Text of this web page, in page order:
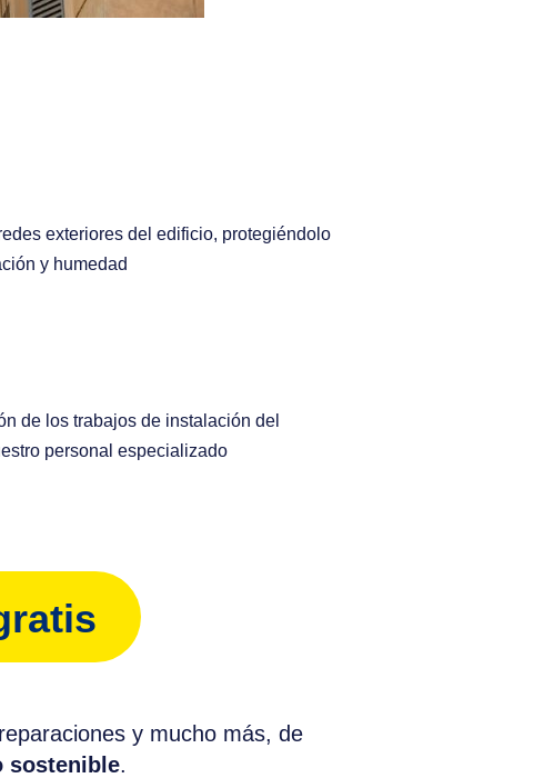
exteriores del edificio, protegiéndolo
y humedad
de los trabajos de instalación del
personal especializado
y mucho más, de
sostenible.